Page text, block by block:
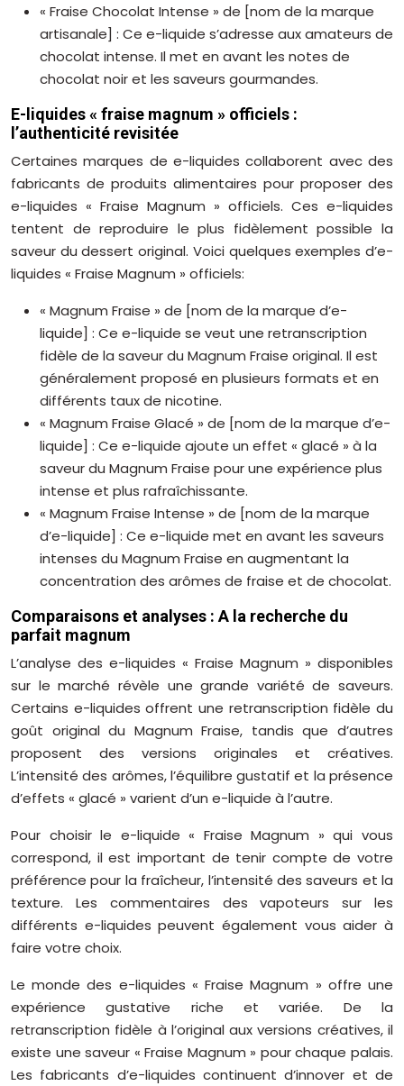
« Fraise Chocolat Intense » de [nom de la marque
artisanale] : Ce e-liquide s’adresse aux amateurs de
chocolat intense. Il met en avant les notes de
chocolat noir et les saveurs gourmandes.
E-liquides « fraise magnum » officiels :
l’authenticité revisitée
Certaines marques de e-liquides collaborent avec des
fabricants de produits alimentaires pour proposer des
e-liquides « Fraise Magnum » officiels. Ces e-liquides
tentent de reproduire le plus fidèlement possible la
saveur du dessert original. Voici quelques exemples d’e-
liquides « Fraise Magnum » officiels:
« Magnum Fraise » de [nom de la marque d’e-
liquide] : Ce e-liquide se veut une retranscription
fidèle de la saveur du Magnum Fraise original. Il est
généralement proposé en plusieurs formats et en
différents taux de nicotine.
« Magnum Fraise Glacé » de [nom de la marque d’e-
liquide] : Ce e-liquide ajoute un effet « glacé » à la
saveur du Magnum Fraise pour une expérience plus
intense et plus rafraîchissante.
« Magnum Fraise Intense » de [nom de la marque
d’e-liquide] : Ce e-liquide met en avant les saveurs
intenses du Magnum Fraise en augmentant la
concentration des arômes de fraise et de chocolat.
Comparaisons et analyses : A la recherche du
parfait magnum
L’analyse des e-liquides « Fraise Magnum » disponibles
sur le marché révèle une grande variété de saveurs.
Certains e-liquides offrent une retranscription fidèle du
goût original du Magnum Fraise, tandis que d’autres
proposent des versions originales et créatives.
L’intensité des arômes, l’équilibre gustatif et la présence
d’effets « glacé » varient d’un e-liquide à l’autre.
Pour choisir le e-liquide « Fraise Magnum » qui vous
correspond, il est important de tenir compte de votre
préférence pour la fraîcheur, l’intensité des saveurs et la
texture. Les commentaires des vapoteurs sur les
différents e-liquides peuvent également vous aider à
faire votre choix.
Le monde des e-liquides « Fraise Magnum » offre une
expérience gustative riche et variée. De la
retranscription fidèle à l’original aux versions créatives, il
existe une saveur « Fraise Magnum » pour chaque palais.
Les fabricants d’e-liquides continuent d’innover et de